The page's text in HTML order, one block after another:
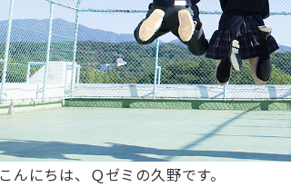
こんにちは、Ｑゼミの久野です。